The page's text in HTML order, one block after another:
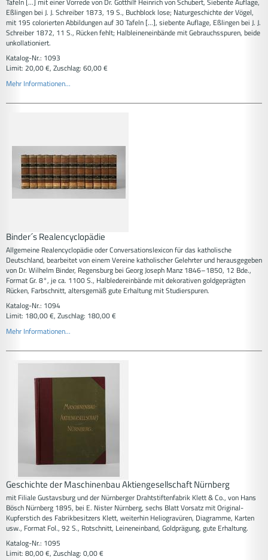
Eßlingen bei J. J. Schreiber 1873, 19 S., Buchblock lose; Naturgeschichte der Vögel,
mit 195 colorierten Abbildungen auf 30 Tafeln [...], siebente Auflage, Eßlingen bei J. J.
Schreiber 1872, 11 S., Rücken fehlt; Halbleineneinbände mit Gebrauchsspuren, beide
unkollationiert.
Katalog-Nr.: 1093
Limit: 20,00 €, Zuschlag: 60,00 €
Mehr Informationen...
Binder´s Realencyclopädie
Allgemeine Realencyclopädie oder Conversationslexicon für das katholische
Deutschland, bearbeitet von einem Vereine katholischer Gelehrter und herausgegeben
von Dr. Wilhelm Binder, Regensburg bei Georg Joseph Manz 1846–1850, 12 Bde.,
Format Gr. 8°, je ca. 1100 S., Halbledereinbände mit dekorativen goldgeprägten
Rücken, Farbschnitt, altersgemäß gute Erhaltung mit Studierspuren.
Katalog-Nr.: 1094
Limit: 180,00 €, Zuschlag: 180,00 €
Mehr Informationen...
Geschichte der Maschinenbau Aktiengesellschaft Nürnberg
mit Filiale Gustavsburg und der Nürnberger Drahtstiftenfabrik Klett & Co., von Hans
Bösch Nürnberg 1895, bei E. Nister Nürnberg, sechs Blatt Vorsatz mit Original-
Kupferstich des Fabrikbesitzers Klett, weiterhin Heliogravüren, Diagramme, Karten
usw., Format Fol., 92 S., Rotschnitt, Leineneinband, Goldprägung, gute Erhaltung.
Katalog-Nr.: 1095
Limit: 80,00 €, Zuschlag: 0,00 €